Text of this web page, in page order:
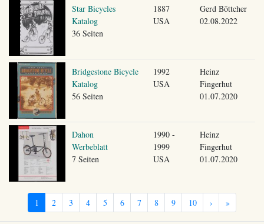
Star Bicycles
Katalog
36 Seiten
1887
USA
Gerd Böttcher
02.08.2022
Bridgestone Bicycle
Katalog
56 Seiten
1992
USA
Heinz
Fingerhut
01.07.2020
Dahon
Werbeblatt
7 Seiten
1990 -
1999
USA
Heinz
Fingerhut
01.07.2020
1 2 3 4 5 6 7 8 9 10 › »